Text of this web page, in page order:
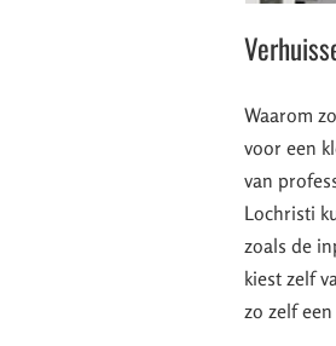
Waarom
voor een
van
Lochristi
zoals de
kiest zelf
zo zelf